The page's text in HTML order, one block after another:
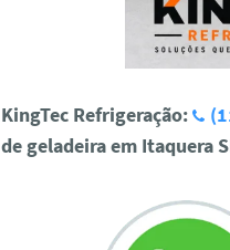
KingTec Refrigeração:
de geladeira em Itaquera